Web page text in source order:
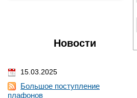
Новости
15.03.2025
Большое поступление
плафонов